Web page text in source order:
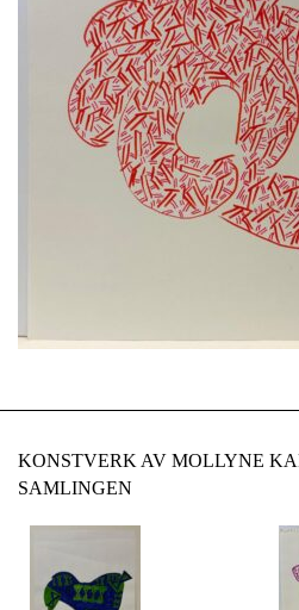
KONSTVERK AV MOLLYNE
SAMLINGEN